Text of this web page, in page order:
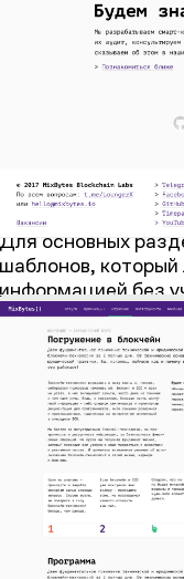
основных
который
без